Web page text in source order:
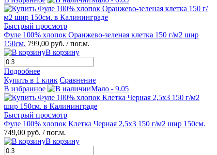
Быстрый просмотр
Фуле 100% хлопок Оранжево-зеленая клетка 150 г/м2 шир
150см. 799,00 руб. / пог.м.
В корзину
Подробнее
Купить в 1 клик Сравнение
В избранное
Мало - 9.05
Быстрый просмотр
Фуле 100% хлопок Клетка Черная 2,5х3 150 г/м2 шир 150см.
749,00 руб. / пог.м.
В корзину